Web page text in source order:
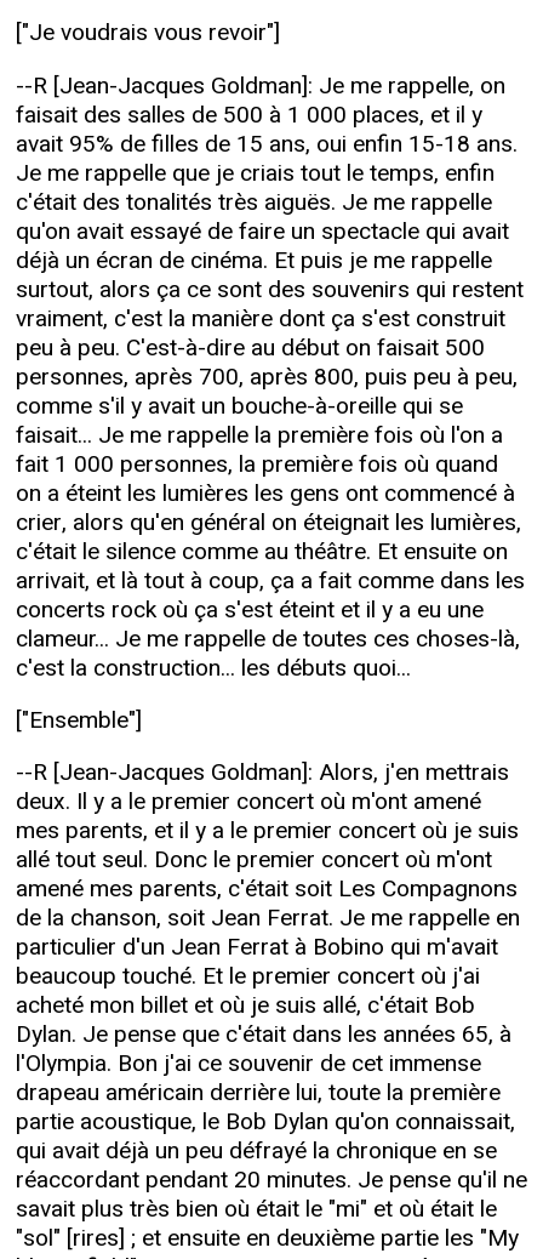
["Je voudrais vous revoir"]
--R [Jean-Jacques Goldman]: Je me rappelle, on
faisait des salles de 500 à 1 000 places, et il y
avait 95% de filles de 15 ans, oui enfin 15-18 ans.
Je me rappelle que je criais tout le temps, enfin
c'était des tonalités très aiguës. Je me rappelle
qu'on avait essayé de faire un spectacle qui avait
déjà un écran de cinéma. Et puis je me rappelle
surtout, alors ça ce sont des souvenirs qui restent
vraiment, c'est la manière dont ça s'est construit
peu à peu. C'est-à-dire au début on faisait 500
personnes, après 700, après 800, puis peu à peu,
comme s'il y avait un bouche-à-oreille qui se
faisait... Je me rappelle la première fois où l'on a
fait 1 000 personnes, la première fois où quand
on a éteint les lumières les gens ont commencé à
crier, alors qu'en général on éteignait les lumières,
c'était le silence comme au théâtre. Et ensuite on
arrivait, et là tout à coup, ça a fait comme dans les
concerts rock où ça s'est éteint et il y a eu une
clameur... Je me rappelle de toutes ces choses-là,
c'est la construction... les débuts quoi...
["Ensemble"]
--R [Jean-Jacques Goldman]: Alors, j'en mettrais
deux. Il y a le premier concert où m'ont amené
mes parents, et il y a le premier concert où je suis
allé tout seul. Donc le premier concert où m'ont
amené mes parents, c'était soit Les Compagnons
de la chanson, soit Jean Ferrat. Je me rappelle en
particulier d'un Jean Ferrat à Bobino qui m'avait
beaucoup touché. Et le premier concert où j'ai
acheté mon billet et où je suis allé, c'était Bob
Dylan. Je pense que c'était dans les années 65, à
l'Olympia. Bon j'ai ce souvenir de cet immense
drapeau américain derrière lui, toute la première
partie acoustique, le Bob Dylan qu'on connaissait,
qui avait déjà un peu défrayé la chronique en se
réaccordant pendant 20 minutes. Je pense qu'il ne
savait plus très bien où était le "mi" et où était le
"sol" [rires] ; et ensuite en deuxième partie les "My